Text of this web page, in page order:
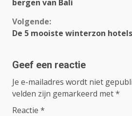
bergen van Bali
Volgende:
De 5 mooiste winterzon
Geef een reactie
Je e-mailadres wordt niet
velden zijn gemarkeerd met*
Reactie *